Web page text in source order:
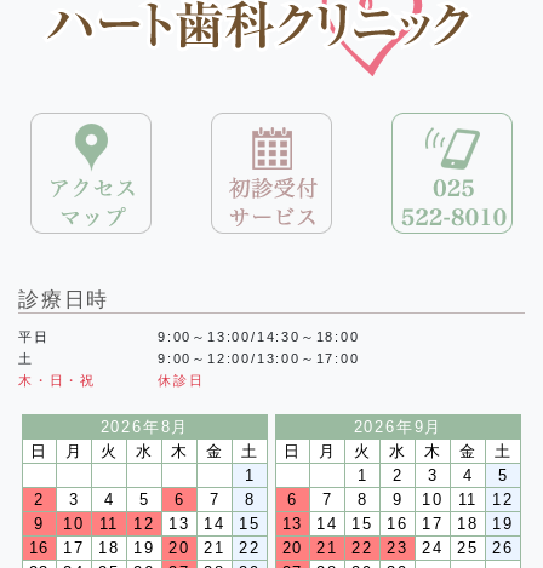
診療日時
平日
9:00～13:00/14:30～18:00
土
9:00～12:00/13:00～17:00
木・日・祝
休診日
2026年8月
日
月 火 水 木 金
土
1
2
3 4 5 6 7
8
9
10 11 12 13 14
15
16
17 18 19 20 21
22
2026年9月
日
月 火 水 木 金
土
1
2 3 4
5
6
7 8 9 10 11
12
13
14 15 16 17 18
19
20
21 22 23 24 25
26